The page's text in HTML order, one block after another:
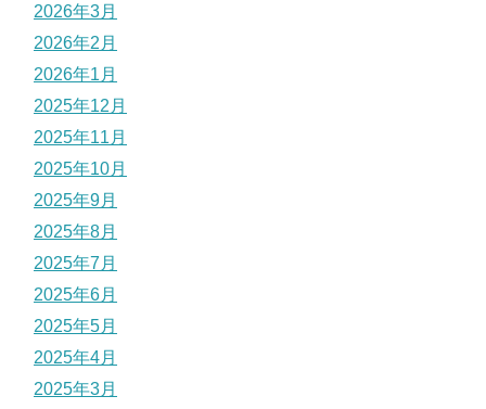
2026年3月
2026年2月
2026年1月
2025年12月
2025年11月
2025年10月
2025年9月
2025年8月
2025年7月
2025年6月
2025年5月
2025年4月
2025年3月